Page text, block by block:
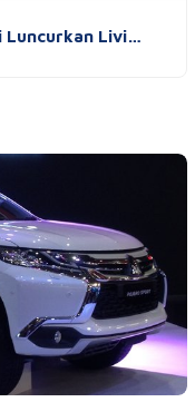
Luncurkan Livi…